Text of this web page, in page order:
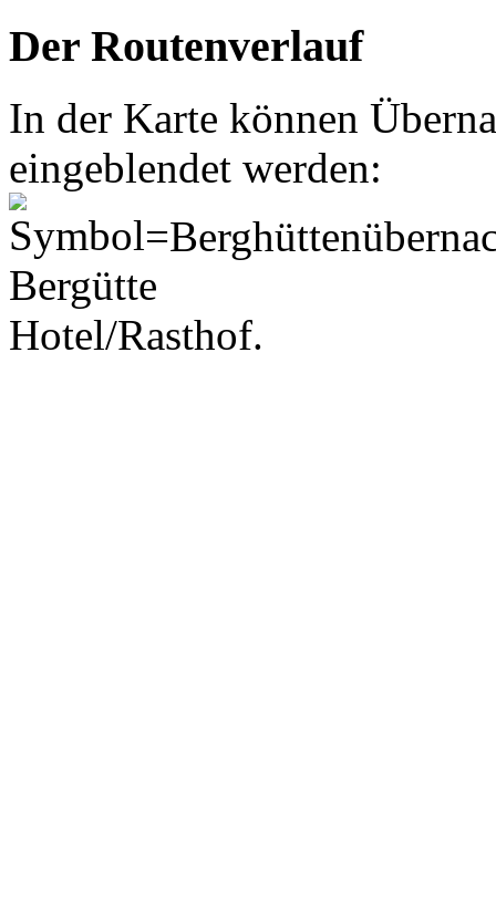
Der Routenverlauf
In der Karte können
eingeblendet werden:
Hotel/Rasthof.